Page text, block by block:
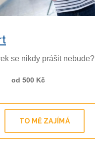
se nikdy prášit nebude?
od 500 Kč
TO MĚ ZAJÍMÁ